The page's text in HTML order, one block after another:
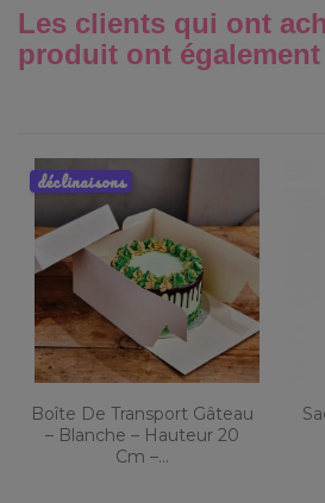
Les clients qui ont
produit ont également
Boîte De Transport Gâteau
– Blanche – Hauteur 20
Cm –...
déclinaisons